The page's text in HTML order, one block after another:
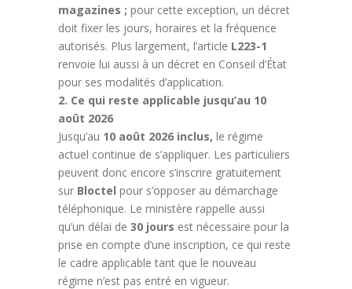
magazines ; pour cette exception, un décret
doit fixer les jours, horaires et la fréquence
autorisés. Plus largement, l’article L223-1
renvoie lui aussi à un décret en Conseil d’État
pour ses modalités d’application.
2. Ce qui reste applicable jusqu’au 10
août 2026
Jusqu’au 10 août 2026 inclus, le régime
actuel continue de s’appliquer. Les particuliers
peuvent donc encore s’inscrire gratuitement
sur Bloctel pour s’opposer au démarchage
téléphonique. Le ministère rappelle aussi
qu’un délai de 30 jours est nécessaire pour la
prise en compte d’une inscription, ce qui reste
le cadre applicable tant que le nouveau
régime n’est pas entré en vigueur.